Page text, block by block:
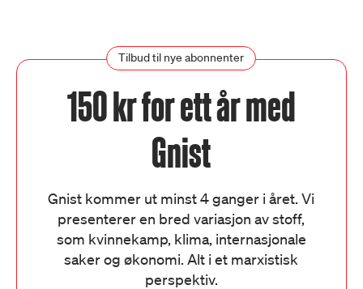
Tilbud til nye abonnenter
150 kr for ett år med
Gnist
Gnist kommer ut minst 4 ganger i året. Vi
presenterer en bred variasjon av stoff,
som kvinnekamp, klima, internasjonale
saker og økonomi. Alt i et marxistisk
perspektiv.